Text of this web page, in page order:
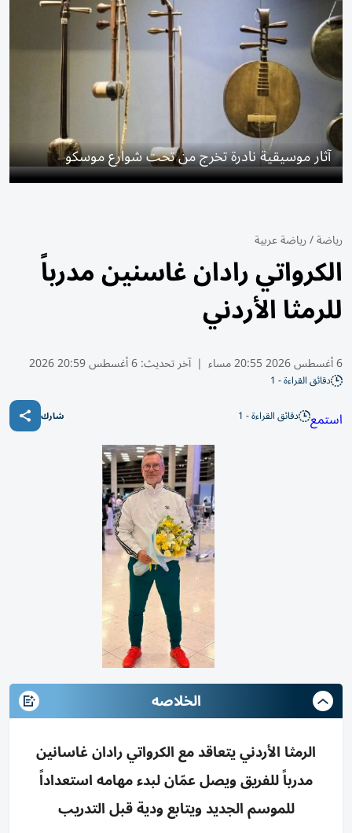
آثار موسيقية نادرة تخرج من تحت شوارع موسكو
رياضة/رياضة عربية
الكرواتي رادان غاسنين مدرباً
للرمثا الأردني
6 أغسطس 2026 20:55 مساء | آخر تحديث:6 أغسطس 20:59 2026
دقائق القراءة - 1
استمع دقائق القراءة - 1 شارك
الخلاصه
الرمثا الأردني يتعاقد مع الكرواتي رادان غاسانين
مدرباً للفريق ويصل عمّان لبدء مهامه استعداداً
للموسم الجديد ويتابع ودية قبل التدريب